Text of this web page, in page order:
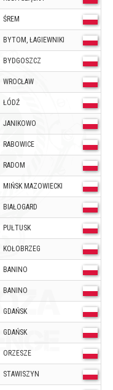
ŚREM
BYTOM, ŁAGIEWNIKI
BYDGOSZCZ
WROCŁAW
ŁÓDŹ
JANIKOWO
RABOWICE
RADOM
MIŃSK MAZOWIECKI
BIAŁOGARD
PUŁTUSK
KOŁOBRZEG
BANINO
BANINO
GDAŃSK
GDAŃSK
ORZESZE
STAWISZYN